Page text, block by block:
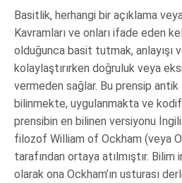
Basitlik, herhangi bir açıklama
Kavramları ve onları ifade eden
olduğunca basit tutmak, anlayışı
kolaylaştırırken doğruluk veya
vermeden sağlar. Bu prensip
bilinmekte, uygulanmakta ve
prensibin en bilinen versiyonu
filozof William of Ockham (veya
tarafından ortaya atılmıştır. Bilim
olarak ona Ockham’ın usturası